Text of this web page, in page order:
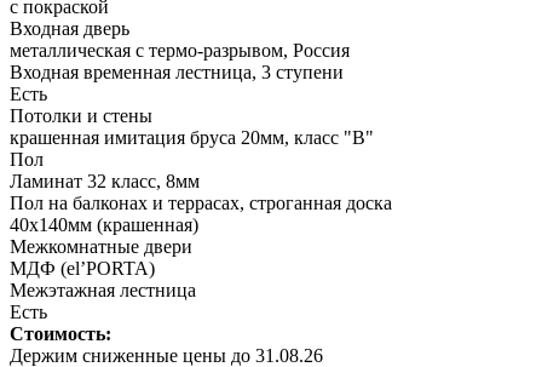
с покраской
Входная дверь
металлическая с термо-разрывом, Россия
Входная временная лестница, 3 ступени
Есть
Потолки и стены
крашенная имитация бруса 20мм, класс "В"
Пол
Ламинат 32 класс, 8мм
Пол на балконах и террасах, строганная доска
40х140мм (крашенная)
Межкомнатные двери
МДФ (el’PORTA)
Межэтажная лестница
Есть
Стоимость:
Держим сниженные цены до 31.08.26